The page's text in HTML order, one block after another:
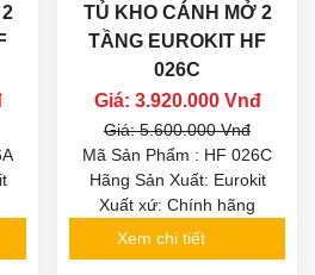
TỦ KHO CÁNH MỞ 2
TẦNG EUROKIT HF
026C
Giá: 3.920.000 Vnđ
Giá: 5.600.000 Vnđ
Mã Sản Phẩm : HF 026C
Hãng Sản Xuất: Eurokit
Xuất xứ: Chính hãng
Xem chi tiết